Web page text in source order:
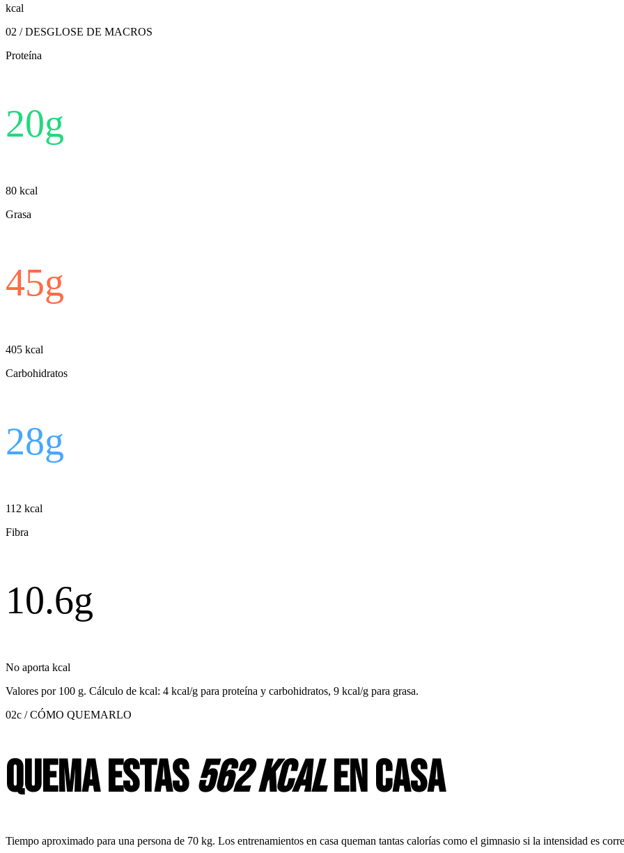
kcal
02 / DESGLOSE DE MACROS
Proteína
20g
80 kcal
Grasa
45g
405 kcal
Carbohidratos
28g
112 kcal
Fibra
10.6g
No aporta kcal
Valores por 100 g. Cálculo de kcal: 4 kcal/g para proteína y carbohidratos, 9 kcal/g para grasa.
02c / CÓMO QUEMARLO
Quema estas562 kcalen casa
Tiempo aproximado para una persona de 70 kg. Los entrenamientos en casa queman tantas calorías como el gimnasio si la intensidad es